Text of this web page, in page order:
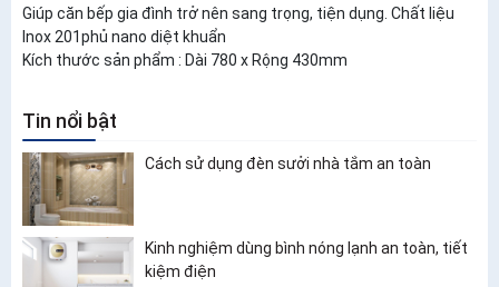
Giúp căn bếp gia đình trở nên sang trọng, tiện dụng. Chất liệu
Inox 201phủ nano diệt khuẩn
Kích thước sản phẩm : Dài 780 x Rộng 430mm
Tin nổi bật
Cách sử dụng đèn sưởi nhà tắm an toàn
Kinh nghiệm dùng bình nóng lạnh an toàn, tiết
kiệm điện